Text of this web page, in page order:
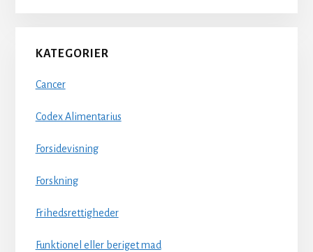
KATEGORIER
Cancer
Codex Alimentarius
Forsidevisning
Forskning
Frihedsrettigheder
Funktionel eller beriget mad